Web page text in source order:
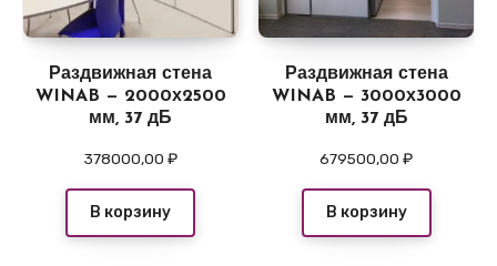
Раздвижная стена
WINAB — 2000х2500
мм, 37 дБ
378000,00 ₽
В корзину
Раздвижная стена
WINAB — 3000х3000
мм, 37 дБ
679500,00₽
В корзину